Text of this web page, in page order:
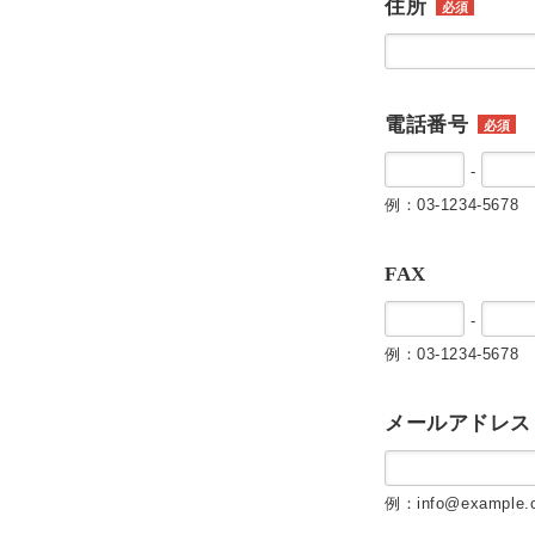
住所 必須
電話番号 必須
-
例：03-1234-5678
FAX
-
例：03-1234-5678
メールアドレス
例：